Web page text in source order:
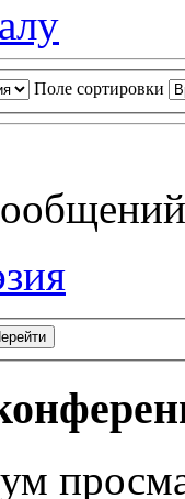
Поле сортировки